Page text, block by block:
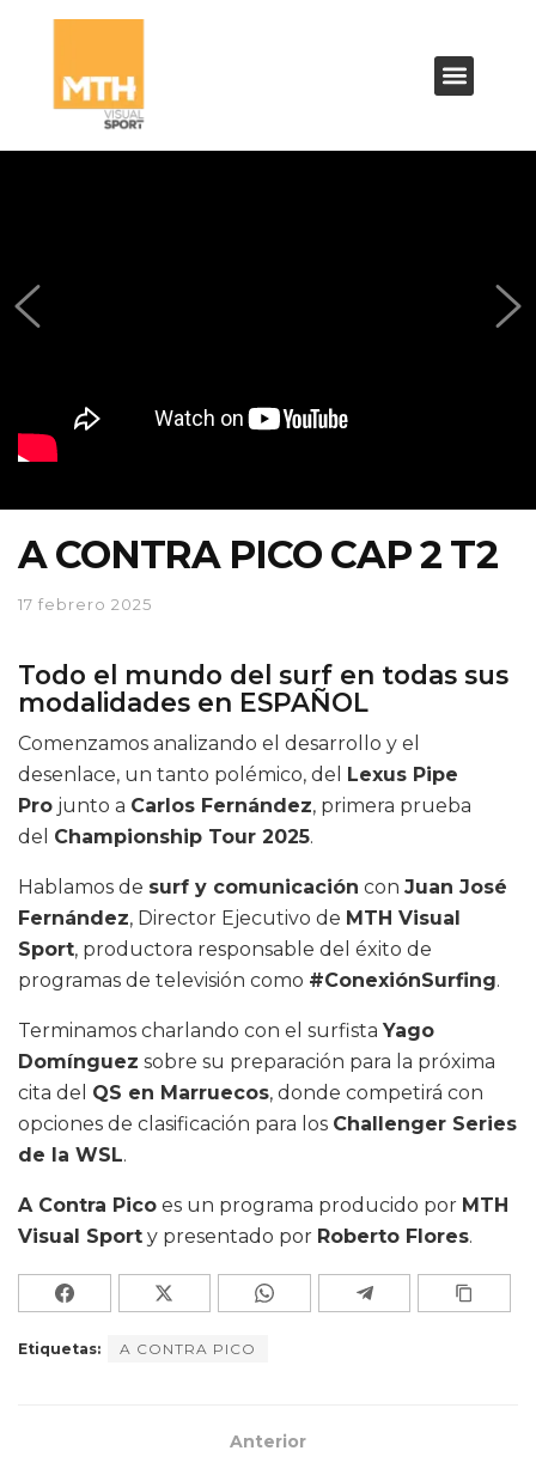
A CONTRA PICO CAP 2 T2
17 febrero 2025
Todo el mundo del surf en todas sus
modalidades en ESPAÑOL
Comenzamos analizando el desarrollo y el
desenlace, un tanto polémico, del
Lexus Pipe
Pro junto a Carlos Fernández, primera prueba
del Championship Tour 2025.
Hablamos de surf y comunicación con Juan José
Fernández, Director Ejecutivo de MTH Visual
Sport, productora responsable del éxito de
programas de televisión como #ConexiónSurfing.
Terminamos charlando con el surfista Yago
Domínguez sobre su preparación para la próxima
cita del QS en Marruecos, donde competirá con
opciones de clasificación para los Challenger Series
de la WSL.
A Contra Pico es un programa producido por MTH
Visual Sport y presentado por Roberto Flores.
Etiquetas: A CONTRA PICO
Anterior